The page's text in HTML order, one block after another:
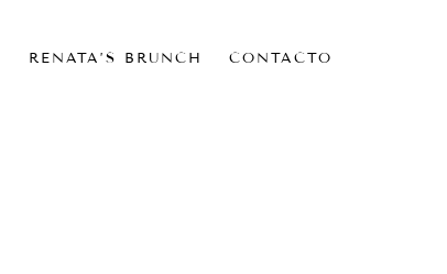
RENATA’S BRUNCH CONTACTO